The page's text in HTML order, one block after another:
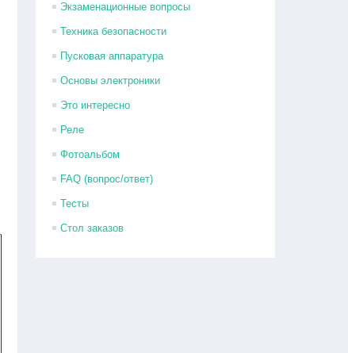
Экзаменационные вопросы
Техника безопасности
Пусковая аппаратура
Основы электроники
Это интересно
Реле
Фотоальбом
FAQ (вопрос/ответ)
Тесты
Стол заказов